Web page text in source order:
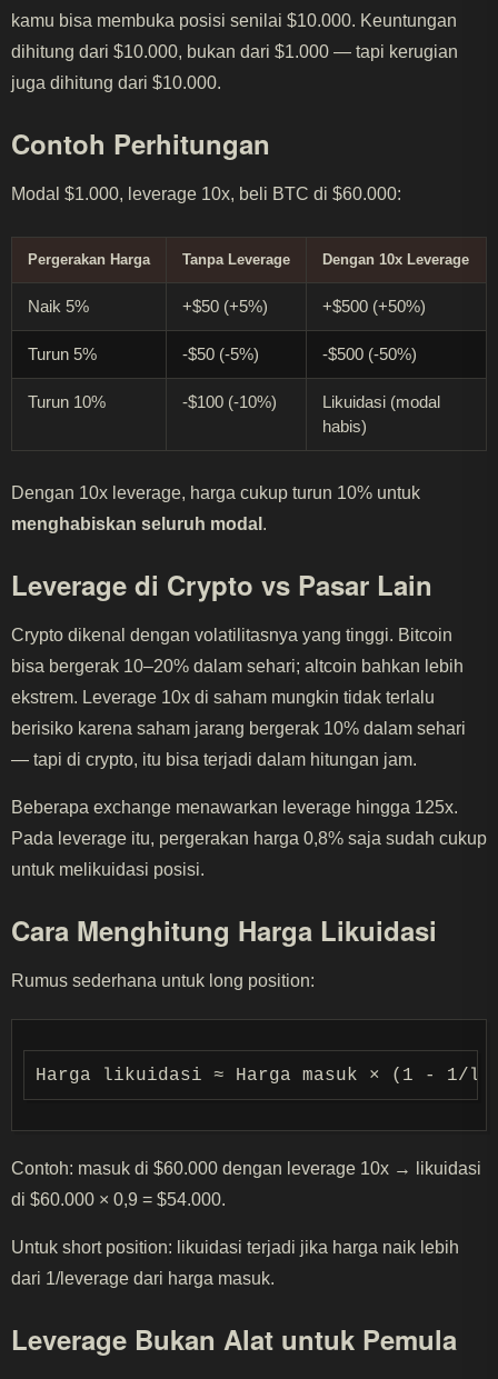
kamu bisa membuka posisi senilai $10.000. Keuntungan
dihitung dari $10.000, bukan dari $1.000 — tapi kerugian
juga dihitung dari $10.000.
Contoh Perhitungan
Modal $1.000, leverage 10x, beli BTC di $60.000:
Pergerakan Harga Tanpa Leverage Dengan 10x Leverage
Naik 5% +$50 (+5%) +$500 (+50%)
Turun 5% -$50 (-5%) -$500 (-50%)
Turun 10% -$100 (-10%)
Likuidasi (modal
habis)
Dengan 10x leverage, harga cukup turun 10% untuk
menghabiskan seluruh modal .
Leverage di Crypto vs Pasar Lain
Crypto dikenal dengan volatilitasnya yang tinggi. Bitcoin
bisa bergerak 10–20% dalam sehari; altcoin bahkan lebih
ekstrem. Leverage 10x di saham mungkin tidak terlalu
berisiko karena saham jarang bergerak 10% dalam sehari
— tapi di crypto, itu bisa terjadi dalam hitungan jam.
Beberapa exchange menawarkan leverage hingga 125x.
Pada leverage itu, pergerakan harga 0,8% saja sudah cukup
untuk melikuidasi posisi.
Cara Menghitung Harga Likuidasi
Rumus sederhana untuk long position:
Contoh: masuk di $60.000 dengan leverage 10x → likuidasi
di $60.000 × 0,9 = $54.000.
Untuk short position: likuidasi terjadi jika harga naik lebih
dari 1/leverage dari harga masuk.
Leverage Bukan Alat untuk Pemula